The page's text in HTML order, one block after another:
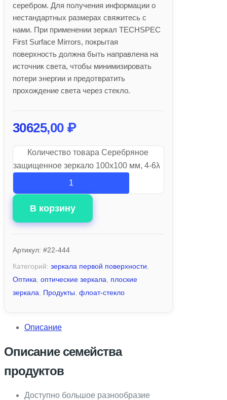
серебром. Для получения информации о
нестандартных размерах свяжитесь с
нами. При применении зеркал TECHSPEC
First Surface Mirrors, покрытая
поверхность должна быть направлена на
источник света, чтобы минимизировать
потери энергии и предотвратить
прохождение света через стекло.
30625,00 ₽
Количество товара Серебряное
защищенное зеркало 100х100 мм, 4-6λ
В корзину
Артикул: #22-444
Категорий: зеркала первой поверхности
Оптика оптические зеркала
плоские
зеркала
Продукты флоат-стекло
Описание
Описание семейства
продуктов
Доступно большое разнообразие